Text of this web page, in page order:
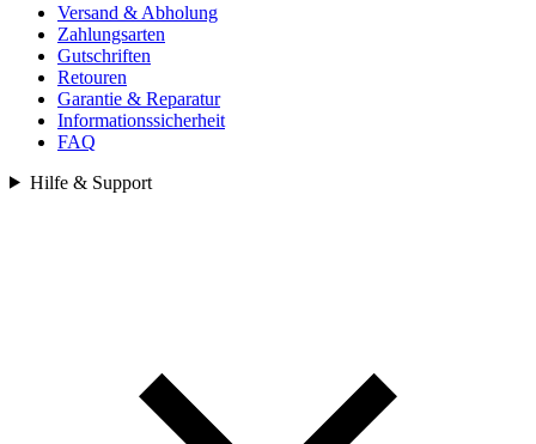
Versand & Abholung
Zahlungsarten
Gutschriften
Retouren
Garantie & Reparatur
Informationssicherheit
FAQ
Hilfe & Support